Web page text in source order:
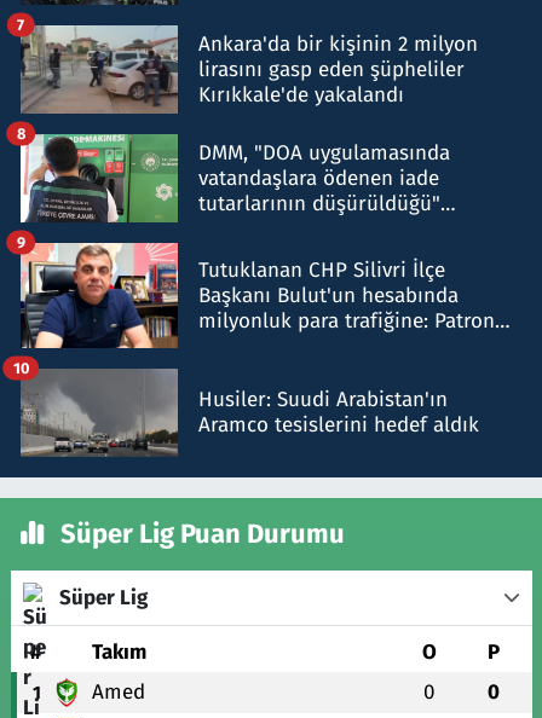
Ankara'da bir kişinin 2 milyon
lirasını gasp eden şüpheliler
Kırıkkale'de yakalandı
7
DMM, "DOA uygulamasında
vatandaşlara ödenen iade
tutarlarının düşürüldüğü"
8
Tutuklanan CHP Silivri İlçe
Başkanı Bulut'un hesabında
milyonluk para trafiğine: Patron
9
Husiler: Suudi Arabistan'ın
Aramco tesislerini hedef aldık
10
Süper Lig Puan Durumu
Süper Lig
# Takım O P
1 Amed 0 0